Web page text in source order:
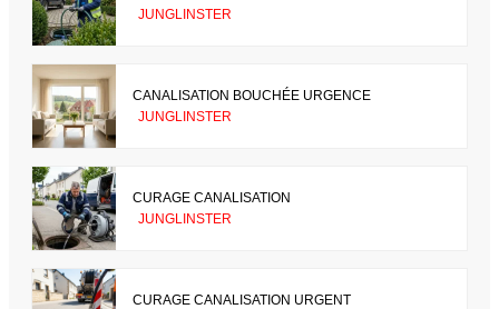
JUNGLINSTER
CANALISATION BOUCHÉE URGENCE
JUNGLINSTER
CURAGE CANALISATION
JUNGLINSTER
CURAGE CANALISATION URGENT